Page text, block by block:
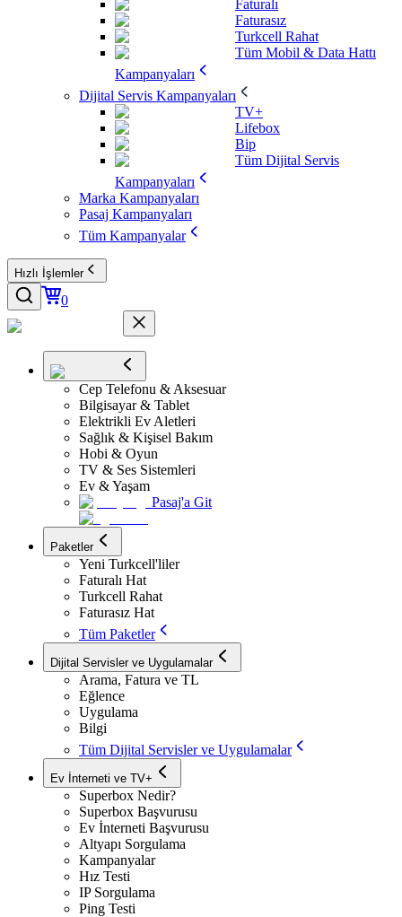
Faturalı
Faturasız
Turkcell Rahat
Tüm Mobil & Data Hattı
Kampanyaları
Dijital Servis Kampanyaları
TV+
Lifebox
Bip
Tüm Dijital Servis
Kampanyaları
Marka Kampanyaları
Pasaj Kampanyaları
Tüm Kampanyalar
Hızlı İşlemler
0
Cep Telefonu & Aksesuar
Bilgisayar & Tablet
Elektrikli Ev Aletleri
Sağlık & Kişisel Bakım
Hobi & Oyun
TV & Ses Sistemleri
Ev & Yaşam
Pasaj'a Git
Paketler
Yeni Turkcell'liler
Faturalı Hat
Turkcell Rahat
Faturasız Hat
Tüm Paketler
Dijital Servisler ve Uygulamalar
Arama, Fatura ve TL
Eğlence
Uygulama
Bilgi
Tüm Dijital Servisler ve Uygulamalar
Ev İnterneti ve TV+
Superbox Nedir?
Superbox Başvurusu
Ev İnterneti Başvurusu
Altyapı Sorgulama
Kampanyalar
Hız Testi
IP Sorgulama
Ping Testi